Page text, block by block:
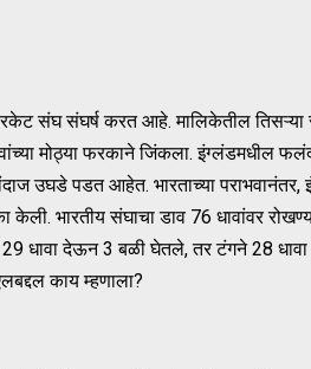
संघ संघर्ष करत आहे. मालिकेतील तिसऱ्या
मोठ्या फरकाने जिंकला. इंग्लंडमधील
उघडे पडत आहेत. भारताच्या पराभवानंतर,
भारतीय संघाचा डाव 76 धावांवर
29 धावा देऊन 3 बळी घेतले, तर टंगने 28
काय म्हणाला?